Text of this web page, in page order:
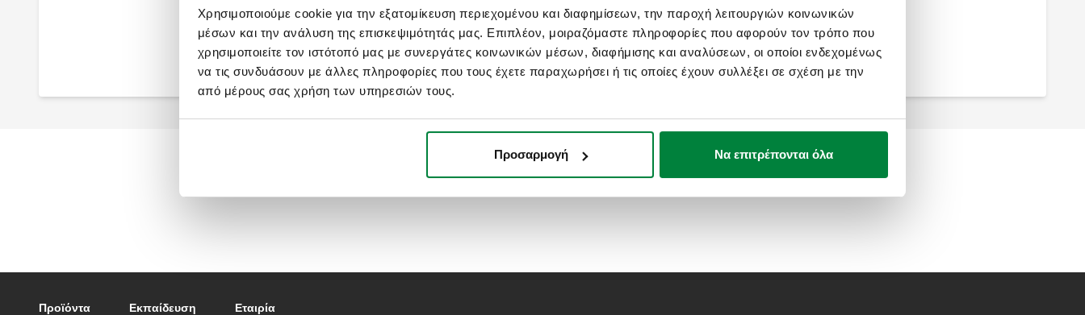
Χρησιμοποιούμε cookie για την εξατομίκευση περιεχομένου και διαφημίσεων, την παροχή λειτουργιών κοινωνικών
μέσων και την ανάλυση της επισκεψιμότητάς μας. Επιπλέον, μοιραζόμαστε πληροφορίες που αφορούν τον τρόπο που
χρησιμοποιείτε τον ιστότοπό μας με συνεργάτες κοινωνικών μέσων, διαφήμισης και αναλύσεων, οι οποίοι ενδεχομένως
να τις συνδυάσουν με άλλες πληροφορίες που τους έχετε παραχωρήσει ή τις οποίες έχουν συλλέξει σε σχέση με την
από μέρους σας χρήση των υπηρεσιών τους.
Προσαρμογή Να επιτρέπονται όλα
Συναρμολογούμενοι συλλέκτες διανομής,
με θηλυκό σπείρωμα εξόδου. Απόσταση
εξόδων κέντρο με κέντρο: 50 mm.
Συναρμολογούμενος μονός συλλέκτης
διανομής. Αρσενικές συνδέσεις εξόδου
Euroconus.
Επέκταση
Προϊόντα Εκπαίδευση Eταιρία